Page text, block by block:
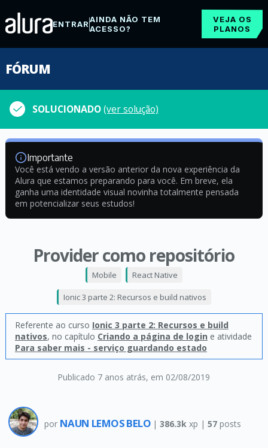
ENTRARAINDA NÃO TEM
ACESSO?
VEJA OS
PLANOS
FÓRUM
SOLUCIONADO(ver solução)
Importante
Você está vendo a versão anterior da nova experiência da
Alura que estamos preparando para você. Em breve, ela
ganha uma identidade visual novinha totalmente pensada
em potencializar seus estudos!
Provider como repositório
Publicado 7 anos atrás, em 02/08/2019
Mobile React Native
Ionic 3 parte 2: Recursos e build nativos
Referente ao curso Ionic 3 parte 2: Recursos e build
nativos, no capítulo Criando a página de login e atividade
Para saber mais - serviço guardando estado
por NAUN LEMOS BELO |386.3k xp |57 posts